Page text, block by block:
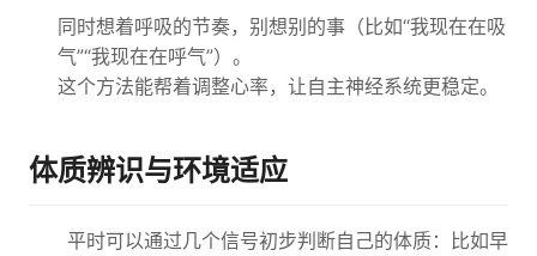
同时想着呼吸的节奏，别想别的事（比如“我现在在吸
气”“我现在在呼气”）。
这个方法能帮着调整心率，让自主神经系统更稳定。
体质辨识与环境适应
平时可以通过几个信号初步判断自己的体质：比如早